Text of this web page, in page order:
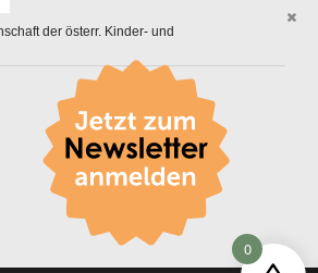
der österr. Kinder- und
0